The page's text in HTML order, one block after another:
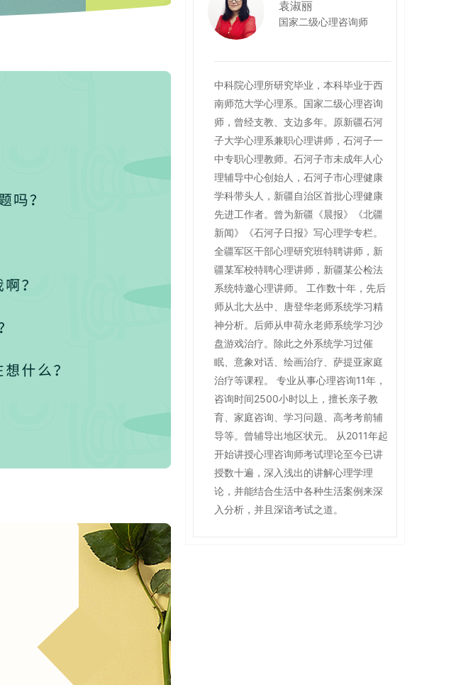
袁淑丽
国家二级心理咨询师
中科院心理所研究毕业，本科毕业于西
南师范大学心理系。国家二级心理咨询
师，曾经支教、支边多年。原新疆石河
子大学心理系兼职心理讲师，石河子一
中专职心理教师。石河子市未成年人心
理辅导中心创始人，石河子市心理健康
学科带头人，新疆自治区首批心理健康
先进工作者。曾为新疆《晨报》《北疆
新闻》《石河子日报》写心理学专栏。
全疆军区干部心理研究班特聘讲师，新
疆某军校特聘心理讲师，新疆某公检法
系统特邀心理讲师。 工作数十年，先后
师从北大丛中、唐登华老师系统学习精
神分析。后师从申荷永老师系统学习沙
盘游戏治疗。除此之外系统学习过催
眠、意象对话、绘画治疗、萨提亚家庭
治疗等课程。 专业从事心理咨询11年，
咨询时间2500小时以上，擅长亲子教
育、家庭咨询、学习问题、高考考前辅
导等。曾辅导出地区状元。 从2011年起
开始讲授心理咨询师考试理论至今已讲
授数十遍，深入浅出的讲解心理学理
论，并能结合生活中各种生活案例来深
入分析，并且深谙考试之道。